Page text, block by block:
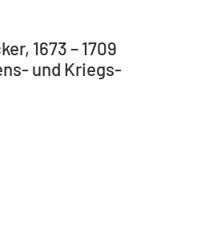
1673 – 1709
und Kriegs-